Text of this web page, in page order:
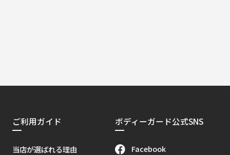
ご利用ガイド
当店が選ばれる理由
ボディーガード公式SNS
Facebook